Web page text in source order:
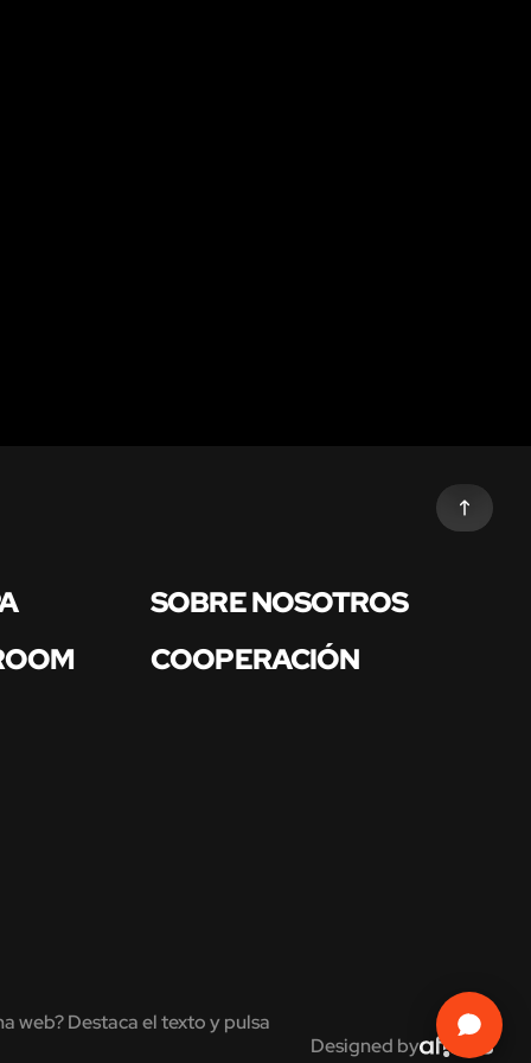
SOBRE NOSOTROS
COOPERACIÓN
web? Destaca el texto y pulsa
Designed by